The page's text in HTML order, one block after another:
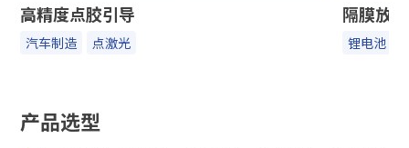
高精度点胶引导
汽车制造 点激光
隔膜放
锂电池
产品选型